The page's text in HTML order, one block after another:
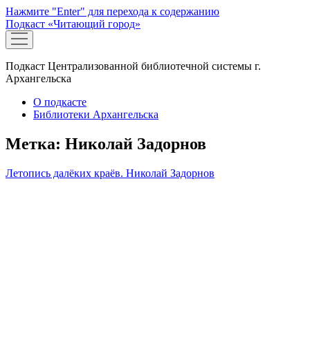
Нажмите "Enter" для перехода к содержанию
Подкаст «Читающий город»
открыть
меню
Подкаст Централизованной библиотечной системы г.
Архангельска
О подкасте
Библиотеки Архангельска
Метка: Николай Задорнов
Летопись далёких краёв. Николай Задорнов